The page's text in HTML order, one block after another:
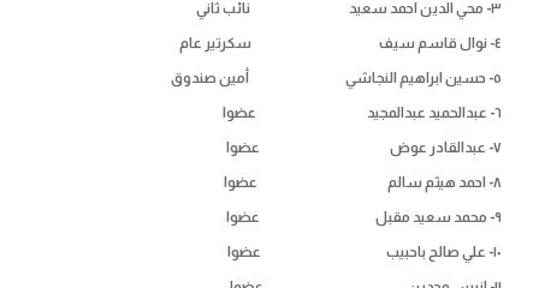
٣- محي الدين احمد سعيد نائب ثاني
٤- نوال قاسم سيف سكرتير عام
٥- حسين ابراهيم النجاشي أمين صندوق
٦- عبدالحميد عبدالمجيد عضوا
٧- عبدالقادر عوض عضوا
٨- احمد هيثم سالم عضوا
٩- محمد سعيد مقبل عضوا
١٠- علي صالح باحبيب عضوا